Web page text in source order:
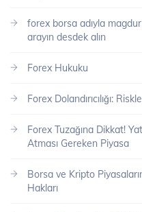
forex borsa adıyla
arayın desdek alın
Forex Hukuku
Forex Dolandırıcılığı:
Forex Tuzağına Dikkat!
Atması Gereken Piyasa
Borsa ve Kripto
Hakları